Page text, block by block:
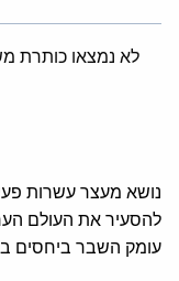
לא נמצאו כותרת
נושא מעצר עשרות
להסעיר את העולם
עומק השבר ביחסים